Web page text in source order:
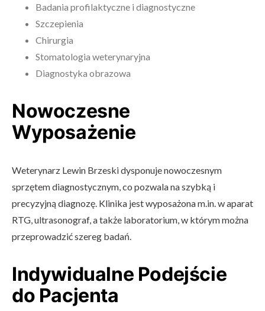
Badania profilaktyczne i diagnostyczne
Szczepienia
Chirurgia
Stomatologia weterynaryjna
Diagnostyka obrazowa
Nowoczesne
Wyposażenie
Weterynarz Lewin Brzeski dysponuje nowoczesnym
sprzętem diagnostycznym, co pozwala na szybką i
precyzyjną diagnozę. Klinika jest wyposażona m.in. w aparat
RTG, ultrasonograf, a także laboratorium, w którym można
przeprowadzić szereg badań.
Indywidualne Podejście
do Pacjenta